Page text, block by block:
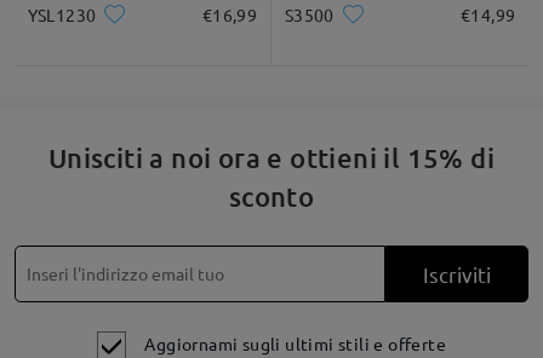
YSL1230 €16,99 S3500 €14,99
Unisciti a noi ora e ottieni il 15% di
sconto
Iscriviti
Aggiornami sugli ultimi stili e offerte